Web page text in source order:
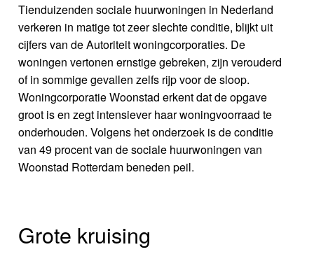
Tienduizenden sociale huurwoningen in Nederland
verkeren in matige tot zeer slechte conditie, blijkt uit
cijfers van de Autoriteit woningcorporaties. De
woningen vertonen ernstige gebreken, zijn verouderd
of in sommige gevallen zelfs rijp voor de sloop.
Woningcorporatie Woonstad erkent dat de opgave
groot is en zegt intensiever haar woningvoorraad te
onderhouden. Volgens het onderzoek is de conditie
van 49 procent van de sociale huurwoningen van
Woonstad Rotterdam beneden peil.
Grote kruising